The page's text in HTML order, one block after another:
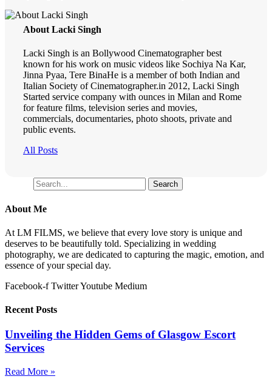
About Lacki Singh
Lacki Singh is an Bollywood Cinematographer best
known for his work on music videos like Sochiya Na Kar,
Jinna Pyaa, Tere BinaHe is a member of both Indian and
Italian Society of Cinematographer.in 2012, Lacki Singh
Started service company with ounces in Milan and Rome
for feature films, television series and movies,
commercials, documentaries, photo shoots, private and
public events.
All Posts
Search
About Me
At LM FILMS, we believe that every love story is unique and
deserves to be beautifully told. Specializing in wedding
photography, we are dedicated to capturing the magic, emotion, and
essence of your special day.
Facebook-f TwitterYoutube Medium
Recent Posts
Unveiling the Hidden Gems of Glasgow Escort
Services
Read More »